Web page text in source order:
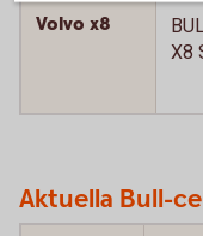
Volvo x8
X8
Aktuella Bull-